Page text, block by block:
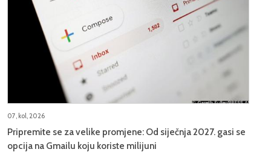
07, kol, 2026
Pripremite se za velike promjene: Od siječnja 2027. gasi se
opcija na Gmailu koju koriste milijuni